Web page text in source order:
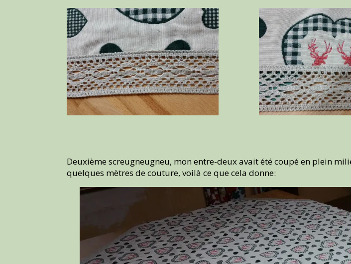
Deuxième screugneugneu, mon entre-deux avait été coupé en plein
quelques mètres de couture, voilà ce que cela donne: